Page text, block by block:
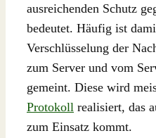
ausreichenden Schutz
bedeutet. Häufig ist
Verschlüsselung der
zum Server und vom
gemeint. Diese wird
Protokoll realisiert, das
zum Einsatz kommt.